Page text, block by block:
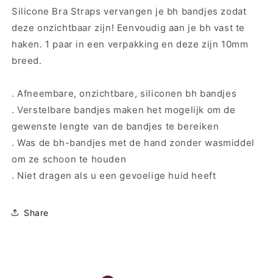
X
STRAPS
10MM
X
BRA
STRAPS
10MM
Silicone Bra Straps vervangen je bh bandjes zodat
deze onzichtbaar zijn! Eenvoudig aan je bh vast te
haken. 1 paar in een verpakking en deze zijn 10mm
breed.
. Afneembare, onzichtbare, siliconen bh bandjes
. Verstelbare bandjes maken het mogelijk om de
gewenste lengte van de bandjes te bereiken
. Was de bh-bandjes met de hand zonder wasmiddel
om ze schoon te houden
. Niet dragen als u een gevoelige huid heeft
Share